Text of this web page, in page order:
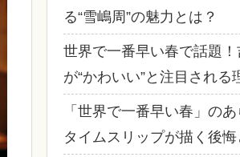
る“雪嶋周”の魅力とは？
世界で一番早い春で話題
が“かわいい”と注目される
「世界で一番早い春」のあ
タイムスリップが描く後